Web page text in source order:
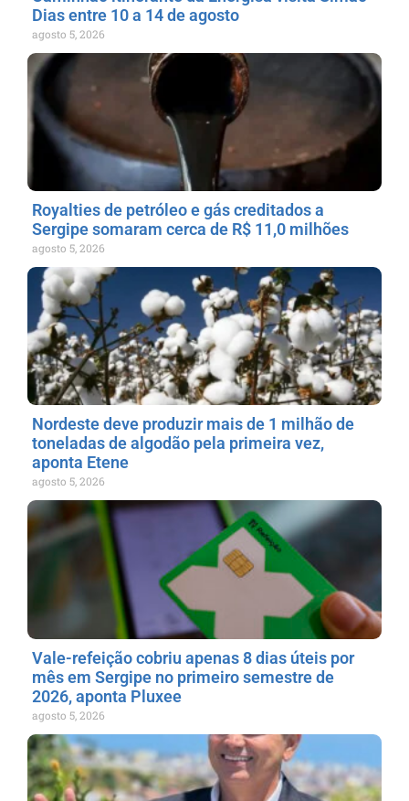
Dias entre 10 a 14 de agosto
agosto 5, 2026
Royalties de petróleo e gás creditados a
Sergipe somaram cerca de R$ 11,0 milhões
agosto 5, 2026
Nordeste deve produzir mais de 1 milhão de
toneladas de algodão pela primeira vez,
aponta Etene
agosto 5, 2026
Vale-refeição cobriu apenas 8 dias úteis por
mês em Sergipe no primeiro semestre de
2026, aponta Pluxee
agosto 5, 2026